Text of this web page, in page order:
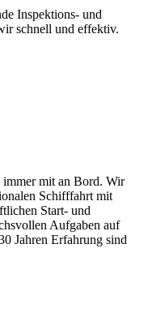
Inspektions- und
schnell und effektiv.
immer mit an Bord. Wir
Schifffahrt mit
Start- und
Aufgaben auf
Jahren Erfahrung sind